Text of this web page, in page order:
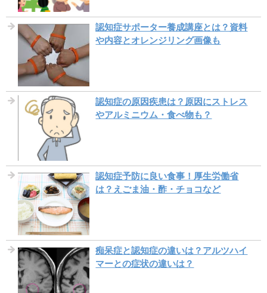
認知症サポーター養成講座とは？資料
や内容とオレンジリング画像も
認知症の原因疾患は？原因にストレス
やアルミニウム・食べ物も？
認知症予防に良い食事！厚生労働省
は？えごま油・酢・チョコなど
痴呆症と認知症の違いは？アルツハイ
マーとの症状の違いは？